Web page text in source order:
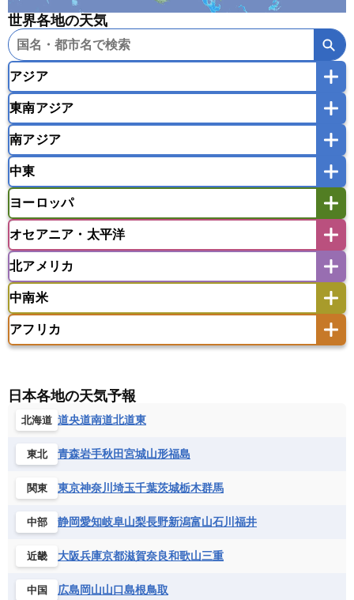
世界各地の天気
アジア
韓国
モンゴル
東南アジア
インドネシア
マレーシア
ミャンマー
ラオス人民民主共和国
東ティモール民主共和国
南アジア
バングラデシュ
モルディブ
中東
アフガニスタン
イスラエル
ウズベキスタン
オマーン
カザフスタン
カタール
キプロス
キルギス
タジキスタン
バーレーン
ヨルダン レバノン
ヨーロッパ
アイスランド
アゼルバイジャン
イギリス
イタリア
ウクライナ
エストニア
オランダ
オーストリア
ギリシャ
スロバキア
スロベニア共和国
チェコ
デンマーク
フランス
ベルギー
ボスニア・ヘルツェゴビナ
モナコ公国
モルドバ
モンテネグロ
ラトビア
リトアニア
リヒテンシュタイン
オセアニア・太平洋
アメリカ領サモア
サモア独立国
ソロモン諸島
タヒチ
ツバル
トンガ ナウル共和国
ニウエ
バヌアツ
パプアニューギニア
ワリス・フテュナ
北アメリカ
バーミューダ諸島
中南米
アメリカ領バージン諸島
キューバ
グアテマラ
グレナダ
ケイマン諸島
コロンビア
ジャマイカ
セントクリストファー・ネービス
セントビンセント及びグレナディーン諸島
セントルシア
チリ
トリニダード・トバゴ
ドミニカ共和国
ニカラグア共和国
ハイチ共和国
バルバドス
パナマ
アフリカ
エジプト
エスワティニ王国
エリトリア国
カメルーン
ギニアビサウ共和国
ケニア
コンゴ共和国
コンゴ民主共和国
コートジボワール
サントメ・プリンシペ民主共和国
ザンビア共和国
シエラレオネ共和国
ジブチ共和国
ジンバブエ
セントヘレナ諸島
セーシェル
日本各地の天気予報
北海道 道央道南道北道東
東北 青森岩手秋田宮城山形福島
関東 東京神奈川 埼玉千葉茨城栃木群馬
中部 静岡愛知岐阜山梨長野新潟富山石川 福井
近畿 大阪兵庫京都滋賀奈良和歌山三重
中国 広島岡山山口島根鳥取